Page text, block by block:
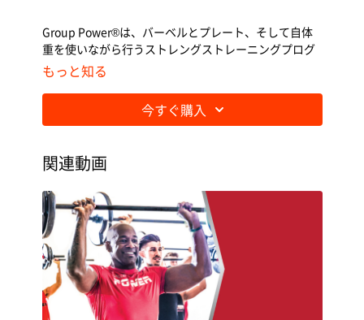
Group Power®は、バーベルとプレート、そして自体
重を使いながら行うストレングストレーニングプログ
ラムです。
もっと知る
今すぐ購入
関連動画